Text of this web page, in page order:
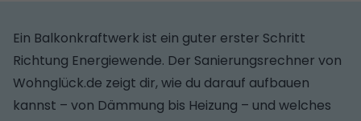
Ein Balkonkraftwerk ist ein guter erster Schritt
Richtung Energiewende. Der Sanierungsrechner von
Wohnglück.de zeigt dir, wie du darauf aufbauen
kannst – von Dämmung bis Heizung – und welches